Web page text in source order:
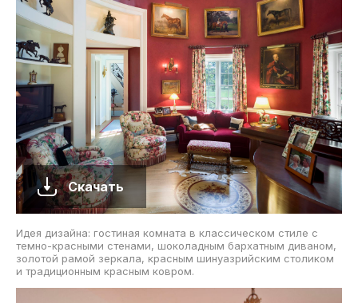
Скачать
Идея дизайна: гостиная комната в классическом стиле с
темно-красными стенами, шоколадным бархатным диваном,
золотой рамой зеркала, красным шинуазрийским столиком
и традиционным красным ковром.